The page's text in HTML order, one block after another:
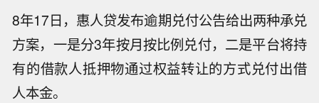
8年17日，惠人贷发布逾期兑付公告给出两种承兑
方案，一是分3年按月按比例兑付，二是平台将持
有的借款人抵押物通过权益转让的方式兑付出借
人本金。